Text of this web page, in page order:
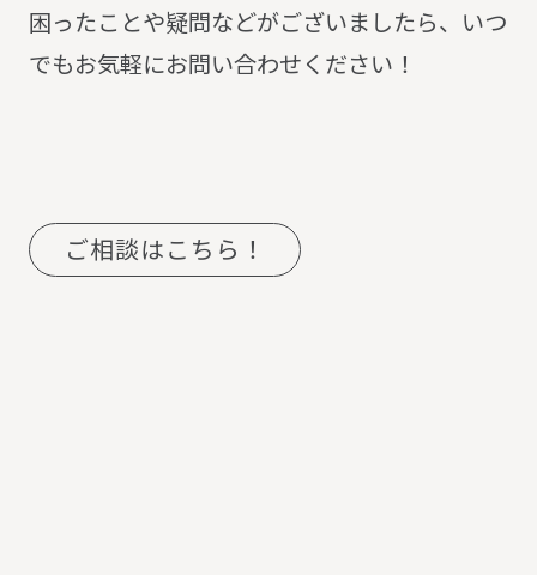
困ったことや疑問などがございましたら、いつ
でもお気軽にお問い合わせください！
ご相談はこちら！